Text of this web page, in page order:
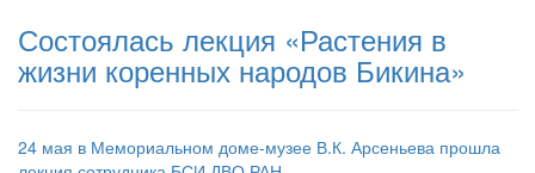
Состоялась лекция «Растения в
жизни коренных народов Бикина»
24 мая в Мемориальном доме-музее В.К. Арсеньева прошла